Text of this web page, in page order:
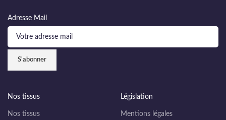
Adresse Mail
Nos tissus
Nos tissus
Législation
Mentions légales